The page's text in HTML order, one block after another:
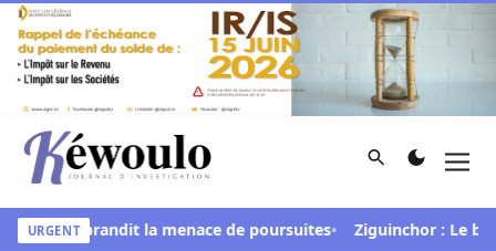
Aller au contenu
Kéwoulo, le premier site d'information et d'investigation
Rechercher
URGENT
» et brandit la menace de poursuites Ziguinchor : Le bétail